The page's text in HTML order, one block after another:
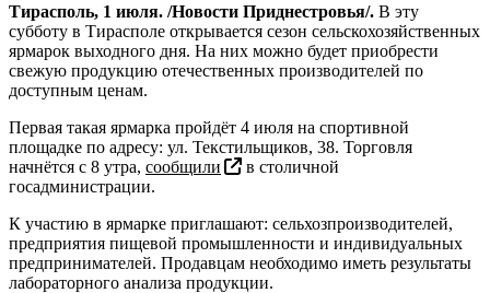
Тирасполь, 1 июля. /Новости Приднестровья/. В эту
субботу в Тирасполе открывается сезон сельскохозяйственных
ярмарок выходного дня. На них можно будет приобрести
свежую продукцию отечественных производителей по
доступным ценам.
Первая такая ярмарка пройдёт 4 июля на спортивной
площадке по адресу: ул. Текстильщиков, 38. Торговля
начнётся с 8 утра, сообщили
в столичной
госадминистрации.
К участию в ярмарке приглашают: сельхозпроизводителей,
предприятия пищевой промышленности и индивидуальных
предпринимателей. Продавцам необходимо иметь результаты
лабораторного анализа продукции.